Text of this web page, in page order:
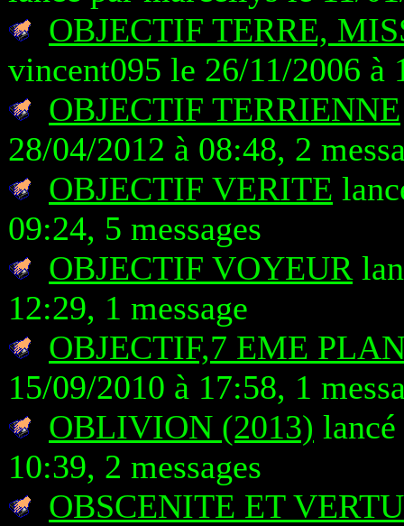
OBJECTIF TERRE,
vincent095 le 26/11/2006 à
OBJECTIF TERRIENNE
28/04/2012 à 08:48, 2
OBJECTIF VERITE
09:24, 5 messages
OBJECTIF VOYEUR
12:29, 1 message
OBJECTIF,7 EME
15/09/2010 à 17:58, 1
OBLIVION (2013)
10:39, 2 messages
OBSCENITE ET VERTU